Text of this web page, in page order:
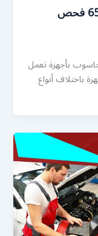
فحص كمبيوتر للسيارات 65557275 فحص
بأجهزة تعمل
باختلاف أنواع